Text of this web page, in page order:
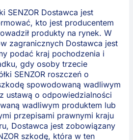
SENZOR Dostawca jest
kto jest producentem
produkty na rynek. W
zagranicznych Dostawca jest
podać kraj pochodzenia i
gdy osoby trzecie
SENZOR roszczeń o
spowodowaną wadliwym
ustawą o odpowiedzialności
wadliwym produktem lub
przepisami prawnymi kraju
Dostawca jest zobowiązany
szkodę, która w ten